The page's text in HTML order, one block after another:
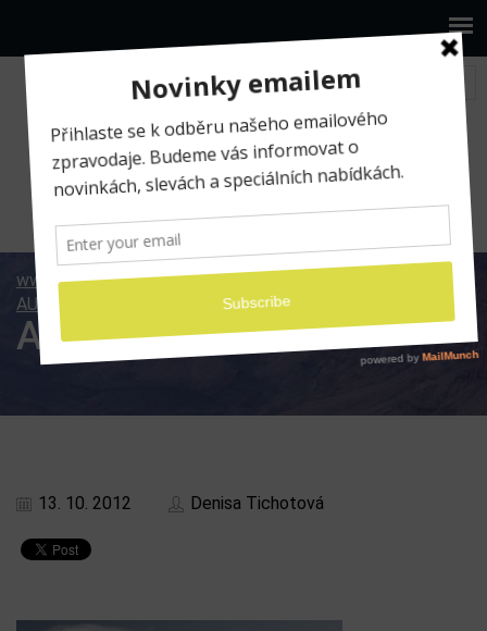
www.ilumio.cz
Fotografické expedice
AUSTRÁLIE 2013
Australie
Australie
13. 10. 2012 Denisa Tichotová